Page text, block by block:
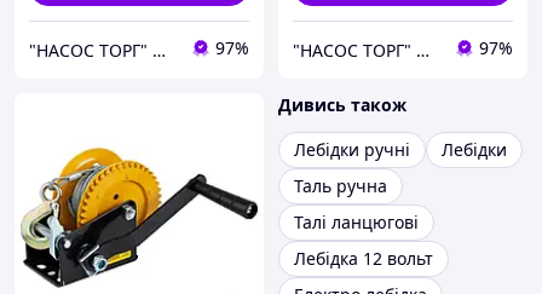
"НАСОС ТОРГ" Насосне обладнання, інструменти, освітлення 97% "НАСОС ТОРГ" Насосне обладнання, інструменти, освітлення 97%
Дивись також
Лебідки ручні
Лебідки
Таль ручна
Талі ланцюгові
Лебідка 12 вольт